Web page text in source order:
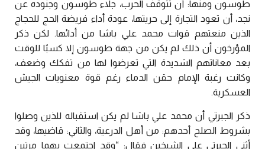
طوسون ومنها: أن تتوقف الحرب، جلاء طوسون وجنوده عن
نجد، أن تعود التجارة إلى حريتها، عودة أداء فريضة الحج للحجاج
الذين منعتهم قوات محمد علي باشا من أدائها. لكن ذكر
المؤرخون أن ذلك لم يكن من جهة طوسون إلا كسبًا للوقت
بعد معاناتهم الشديدة التي تعرضوا لها من تفكك وضعف،
وكانت رغبة الإمام حقن الدماء رغم قوة معنويات الجيش
العسكرية.
ذكر الجبرتي أن محمد علي باشا لم يكن استقباله للذين وصلوا
بشروط الصلح أحدهم: من أهل الدرعية، والثاني: قاضيها، وقد
أثنى الجبرتي على الشيخين فقال: “وقد اجتمعت بهما مرتين